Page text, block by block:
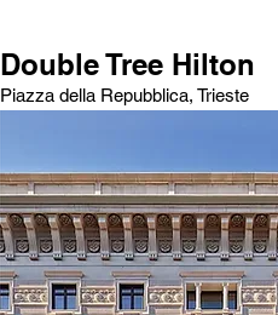
Double Tree Hilton
Piazza della Repubblica, Trieste